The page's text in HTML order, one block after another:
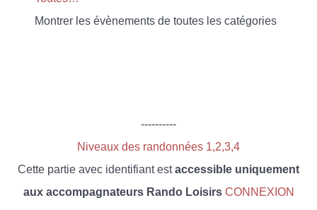
Montrer les évènements de toutes les catégories
----------
Niveaux des randonnées 1,2,3,4
Cette partie avec identifiant estaccessible uniquement
aux accompagnateurs Rando Loisirs CONNEXION